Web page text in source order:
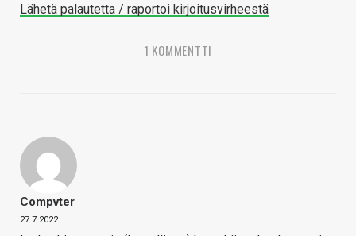
Lähetä palautetta / raportoi kirjoitusvirheestä
1 KOMMENTTI
Compvter
27.7.2022